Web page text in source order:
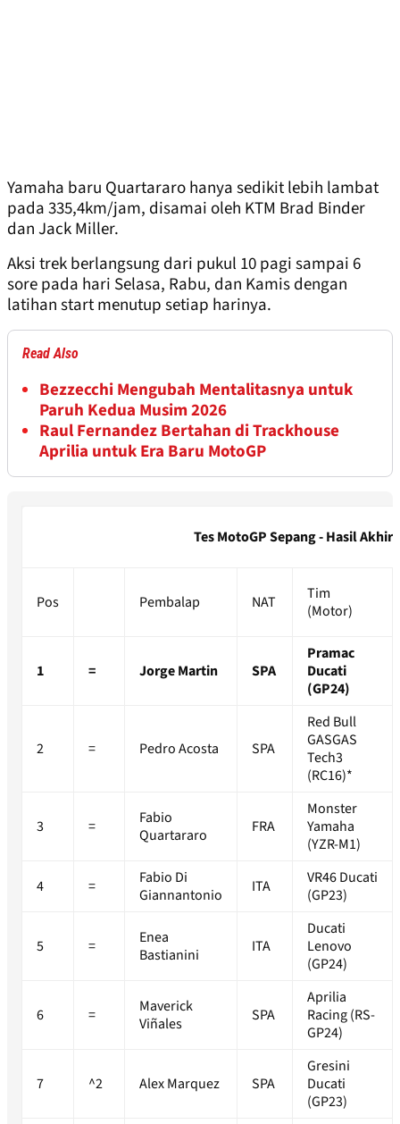
Yamaha baru Quartararo hanya sedikit lebih lambat
pada 335,4km/jam, disamai oleh KTM Brad Binder
dan Jack Miller.
Aksi trek berlangsung dari pukul 10 pagi sampai 6
sore pada hari Selasa, Rabu, dan Kamis dengan
latihan start menutup setiap harinya.
Read Also
Bezzecchi Mengubah Mentalitasnya untuk
Paruh Kedua Musim 2026
Raul Fernandez Bertahan di Trackhouse
Aprilia untuk Era Baru MotoGP
Tes MotoGP Sepang - Hasil Akhir
Pos Pembalap NAT
Tim
(Motor)
1 = Jorge Martin SPA
Pramac
Ducati
(GP24)
2 = Pedro Acosta SPA
Red Bull
GASGAS
Tech3
(RC16)*
3 =
Fabio
Quartararo
FRA
Monster
Yamaha
(YZR-M1)
4 =
Fabio Di
Giannantonio
ITA
VR46 Ducati
(GP23)
5 =
Enea
Bastianini
ITA
Ducati
Lenovo
(GP24)
6 =
Maverick
Viñales
SPA
Aprilia
Racing (RS-
GP24)
7 ^2 Alex Marquez SPA
Gresini
Ducati
(GP23)